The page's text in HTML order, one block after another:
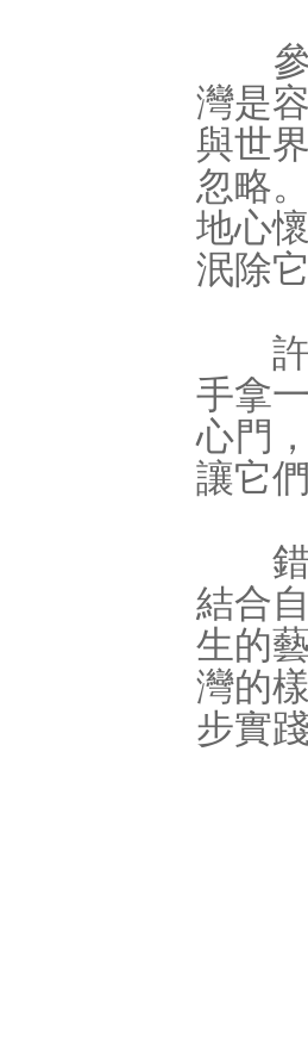
參
灣是
與世
忽略
地心
泯除它
許下
手拿
心門
讓它
錯過
結合
生的
灣的
步實